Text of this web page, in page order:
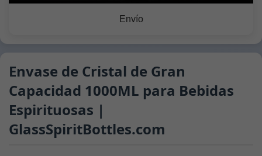
Envío
Envase de Cristal de Gran
Capacidad 1000ML para Bebidas
Espirituosas |
GlassSpiritBottles.com